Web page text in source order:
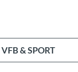
VFB & SPORT